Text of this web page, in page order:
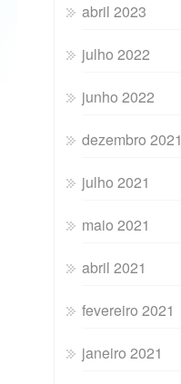
abril 2023
julho 2022
junho 2022
dezembro 2021
julho 2021
maio 2021
abril 2021
fevereiro 2021
janeiro 2021